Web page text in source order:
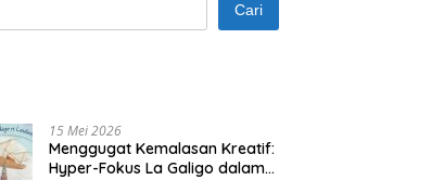
Cari
15 Mei 2026
Menggugat Kemalasan Kreatif:
Hyper-Fokus La Galigo dalam